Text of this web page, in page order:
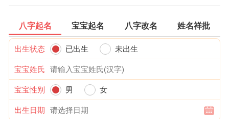
八字起名 宝宝起名 八字改名 姓名祥批
出生状态 已出生 未出生
宝宝姓氏
宝宝性别 男 女
出生日期